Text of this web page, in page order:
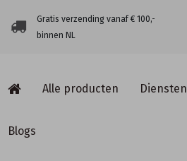
Gratis verzending vanaf € 100,-
binnen NL
Alle producten Diensten
Blogs